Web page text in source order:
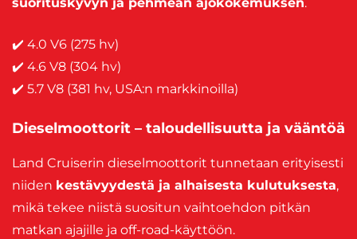
✔️ 4.0 V6 (275 hv)
✔️ 4.6 V8 (304 hv)
✔️ 5.7 V8 (381 hv, USA:n markkinoilla)
Dieselmoottorit – taloudellisuutta ja vääntöä
Land Cruiserin dieselmoottorit tunnetaan erityisesti
niiden kestävyydestä ja alhaisesta kulutuksesta,
mikä tekee niistä suositun vaihtoehdon pitkän
matkan ajajille ja off-road-käyttöön.